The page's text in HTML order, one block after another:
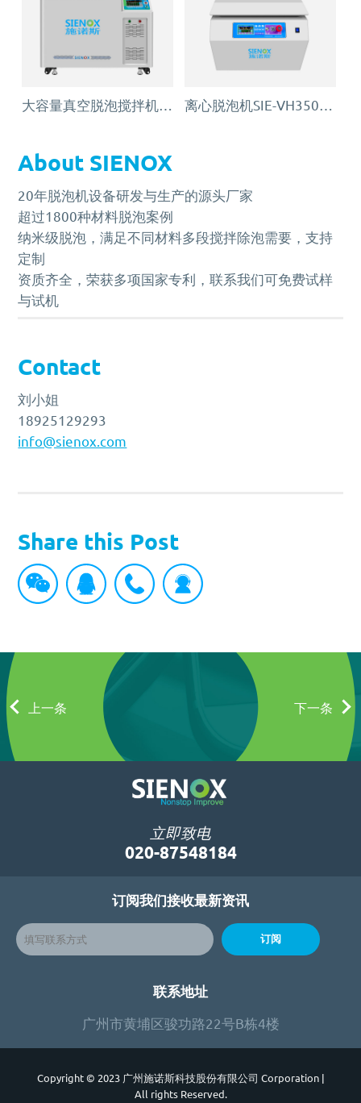
About SIENOX
20年脱泡机设备研发与生产的源头厂家
超过1800种材料脱泡案例
纳米级脱泡，满足不同材料多段搅拌除泡需要，支持
定制
资质齐全，荣获多项国家专利，联系我们可免费试样
与试机
Contact
刘小姐
18925129293
info@sienox.com
Share this Post
上一条 下一条
立即致电
020-87548184
订阅我们接收最新资讯
订阅
联系地址
广州市黄埔区骏功路22号B栋4楼
Copyright © 2023 广州施诺斯科技股份有限公司 Corporation |
All rights Reserved.